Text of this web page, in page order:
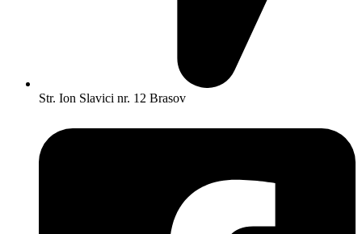
Str. Ion Slavici nr. 12 Brasov